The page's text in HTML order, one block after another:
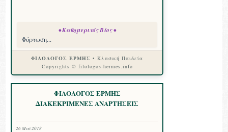
• Καθημερινός Βίος •
Φόρτωση...
ΦΙΛΟΛΟΓΟΣ ΕΡΜΗΣ • Κλασική Παιδεία
Copyrights © filologos-hermes.info
ΦΙΛΟΛΟΓΟΣ ΕΡΜΗΣ
ΔΙΑΚΕΚΡΙΜΕΝΕΣ ΑΝΑΡΤΗΣΕΙΣ
26 Μαΐ 2018